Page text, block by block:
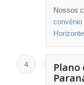
Nossos
convênio
4
Plano